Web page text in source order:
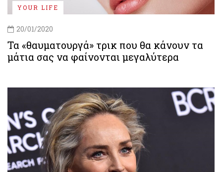
YOUR LIFE
20/01/2020
Τα «θαυματουργά» τρικ που θα κάνουν τα
μάτια σας να φαίνονται μεγαλύτερα